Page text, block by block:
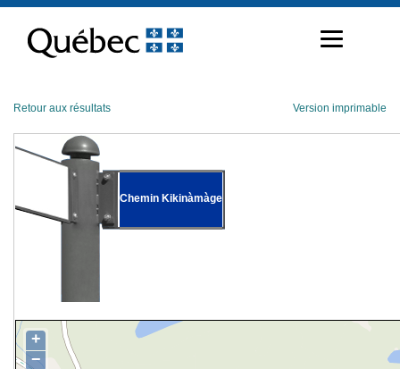
contenu
Retour aux résultats Version imprimable
Chemin Kikinàmàge
+
−